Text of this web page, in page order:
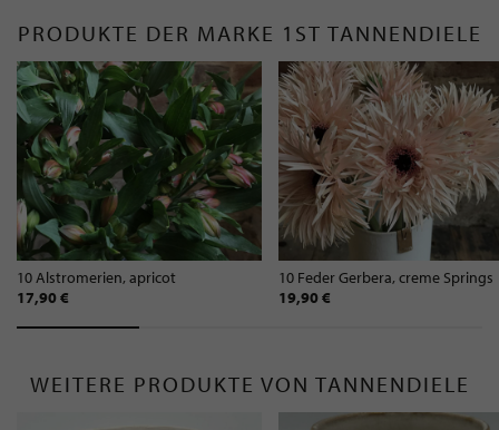
PRODUKTE DER MARKE 1ST TANNENDIELE
10 Alstromerien, apricot
17,90 €
10 Feder Gerbera, creme Springs
19,90 €
WEITERE PRODUKTE VON TANNENDIELE